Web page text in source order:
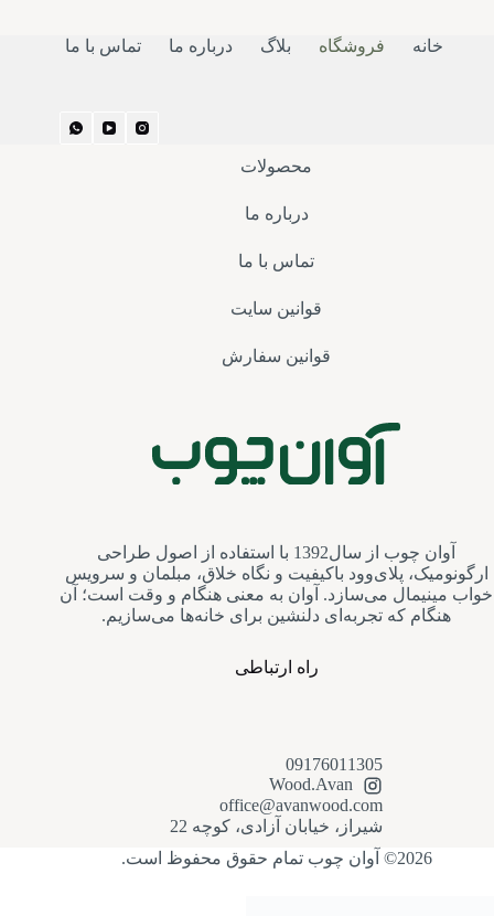
خانه فروشگاه بلاگ درباره ما تماس با ما
محصولات
درباره ما
تماس با ما
قوانین سایت
قوانین سفارش
آوان چوب از سال1392 با استفاده از اصول طراحی
ارگونومیک، پلای‌وود باکیفیت و نگاه خلاق، مبلمان و سرویس‌
خواب مینیمال می‌سازد. آوان به معنی هنگام و وقت است؛ آن
هنگام که تجربه‌ای دلنشین برای خانه‌ها می‌سازیم.
راه ارتباطی
09176011305
Wood.Avan
office@avanwood.com
شیراز، خیابان آزادی، کوچه 22
2026© آوان چوب تمام حقوق محفوظ است.